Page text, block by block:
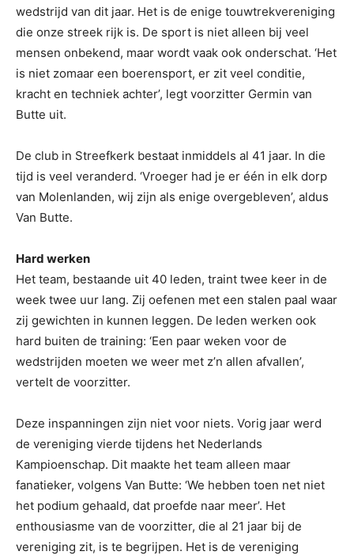
wedstrijd van dit jaar. Het is de enige touwtrekvereniging
die onze streek rijk is. De sport is niet alleen bij veel
mensen onbekend, maar wordt vaak ook onderschat. ‘Het
is niet zomaar een boerensport, er zit veel conditie,
kracht en techniek achter’, legt voorzitter Germin van
Butte uit.
De club in Streefkerk bestaat inmiddels al 41 jaar. In die
tijd is veel veranderd. ‘Vroeger had je er één in elk dorp
van Molenlanden, wij zijn als enige overgebleven’, aldus
Van Butte.
Hard werken
Het team, bestaande uit 40 leden, traint twee keer in de
week twee uur lang. Zij oefenen met een stalen paal waar
zij gewichten in kunnen leggen. De leden werken ook
hard buiten de training: ‘Een paar weken voor de
wedstrijden moeten we weer met z’n allen afvallen’,
vertelt de voorzitter.
Deze inspanningen zijn niet voor niets. Vorig jaar werd
de vereniging vierde tijdens het Nederlands
Kampioenschap. Dit maakte het team alleen maar
fanatieker, volgens Van Butte: ‘We hebben toen net niet
het podium gehaald, dat proefde naar meer’. Het
enthousiasme van de voorzitter, die al 21 jaar bij de
vereniging zit, is te begrijpen. Het is de vereniging